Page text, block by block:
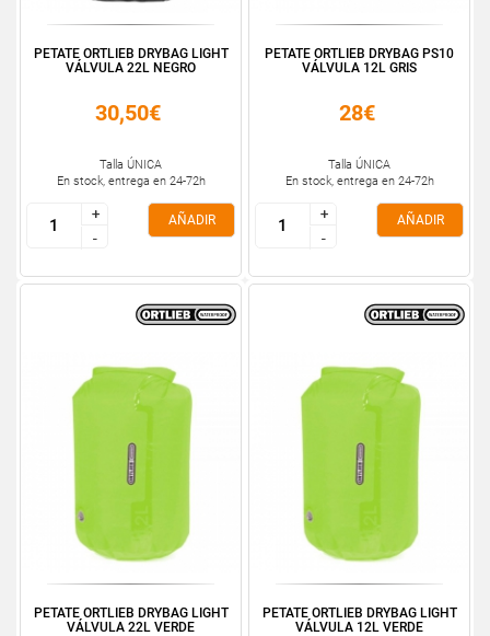
PETATE ORTLIEB DRYBAG LIGHT
VÁLVULA 22L NEGRO
30,50€
Talla ÚNICA
En stock, entrega en 24-72h
+
-
+
-
AÑADIR
PETATE ORTLIEB DRYBAG PS10
VÁLVULA 12L GRIS
28€
Talla ÚNICA
En stock, entrega en 24-72h
+
-
+
-
AÑADIR
PETATE ORTLIEB DRYBAG LIGHT
VÁLVULA 22L VERDE
PETATE ORTLIEB DRYBAG LIGHT
VÁLVULA 12L VERDE